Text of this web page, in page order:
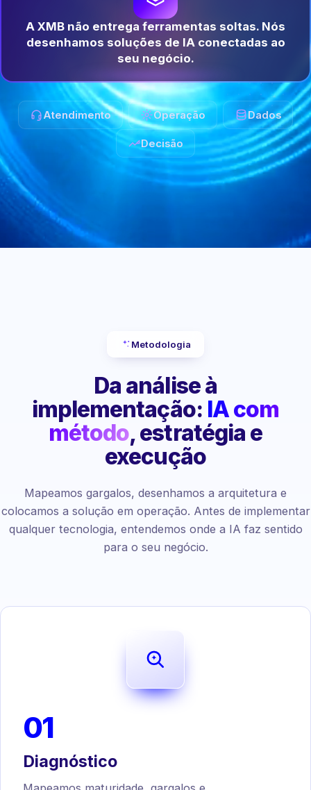
A XMB não entrega ferramentas soltas. Nós
desenhamos soluções de IA conectadas ao
seu negócio.
Atendimento Operação Dados
Decisão
Metodologia
Da análise à
implementação: IA com
método, estratégia e
execução
Mapeamos gargalos, desenhamos a arquitetura e
colocamos a solução em operação. Antes de implementar
qualquer tecnologia, entendemos onde a IA faz sentido
para o seu negócio.
01
Diagnóstico